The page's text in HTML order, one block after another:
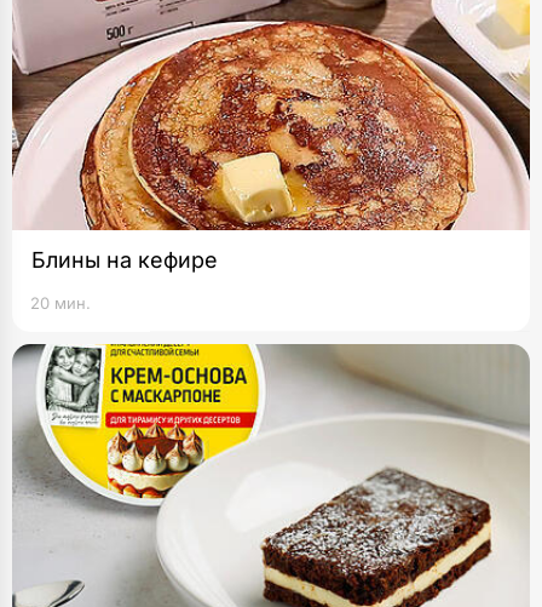
Блины на кефире
20 мин.